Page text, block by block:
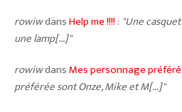
rowiwdansHelp me !!!!: "Une
une lamp[...]"
rowiwdansMes personnage
préférée sont Onze, Mike et M[...]"